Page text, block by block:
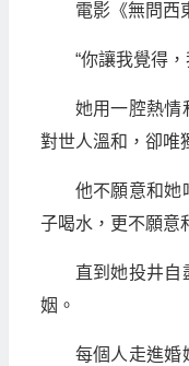
電影《無問西
“你讓我覺得
她用一腔熱情
對世人溫和，卻唯
他不願意和她
子喝水，更不願意
直到她投井自
姻。
每個人走進婚